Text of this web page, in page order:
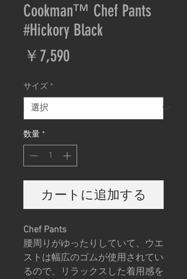
Cookman™️ Chef Pants
#Hickory Black
￥7,590価
サイズ *
数量 *
カートに追加する
Chef Pants
腰周りがゆったりしていて、ウエ
ストは幅広のゴムが使用されてい
るので、リラックスした着用感を